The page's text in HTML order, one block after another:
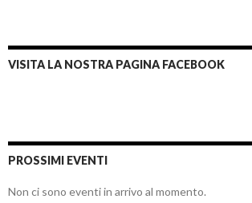
VISITA LA NOSTRA PAGINA FACEBOOK
PROSSIMI EVENTI
Non ci sono eventi in arrivo al momento.